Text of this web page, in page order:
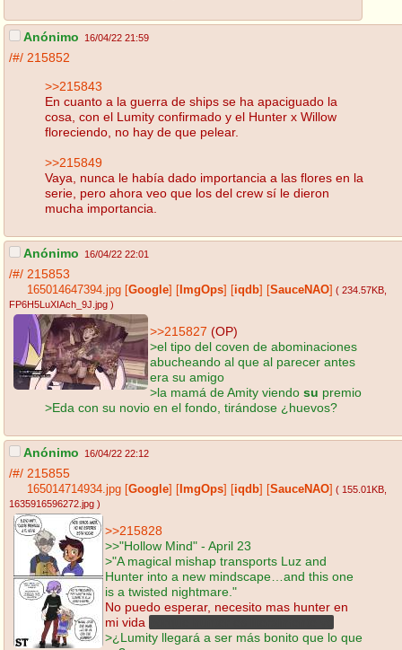
Anónimo 16/04/22 21:59
/#/ 215852
>>215843
En cuanto a la guerra de ships se ha apaciguado la
cosa, con el Lumity confirmado y el Hunter x Willow
floreciendo, no hay de que pelear.
>>215849
Vaya, nunca le había dado importancia a las flores en la
serie, pero ahora veo que los del crew sí le dieron
mucha importancia.
Anónimo 16/04/22 22:01
/#/ 215853
165014647394.jpg Google ImgOps iqdb SauceNAO ( 234.57KB
FP6H5LuXIAch_9J.jpg )
>>215827 (OP)
>el tipo del coven de abominaciones
abucheando al que al parecer antes
era su amigo
>la mamá de Amity viendo su premio
>Eda con su novio en el fondo, tirándose ¿huevos?
Anónimo 16/04/22 22:12
/#/ 215855
165014714934.jpg Google ImgOps iqdb SauceNAO ( 155.01KB
1635916596272.jpg )
>>215828
>>"Hollow Mind" - April 23
>"A magical mishap transports Luz and
Hunter into a new mindscape…and this one
is a twisted nightmare."
No puedo esperar, necesito mas hunter en
mi vida
>¿Lumity llegará a ser más bonito que lo que